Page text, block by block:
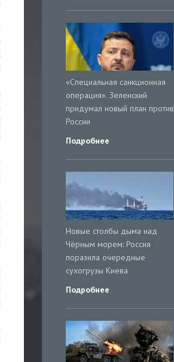
«Специальная санкционная
операция». Зеленский
придумал новый план против
России
Подробнее
Новые столбы дыма над
Чёрным морем: Россия
поразила очередные
сухогрузы Киева
Подробнее